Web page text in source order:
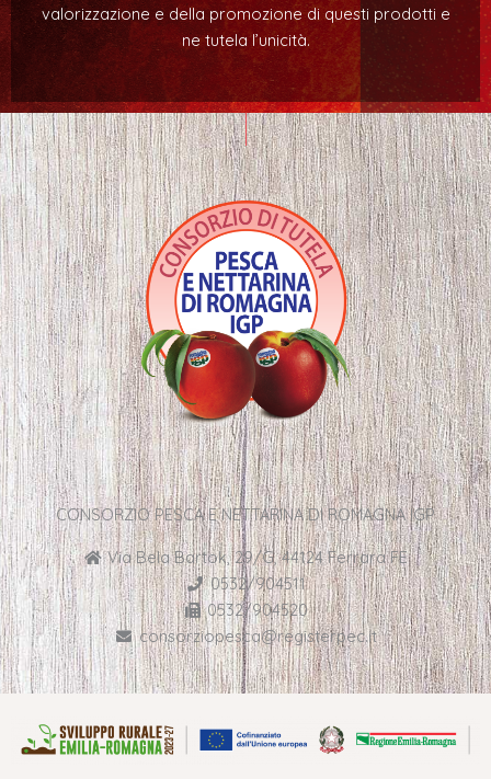
valorizzazione e della promozione di questi prodotti e
ne tutela l’unicità.
CONSORZIO PESCA E NETTARINA DI ROMAGNA IGP
Via Bela Bartok, 29/G, 44124 Ferrara FE
0532/904511
0532/904520
consorziopesca@registerpec.it